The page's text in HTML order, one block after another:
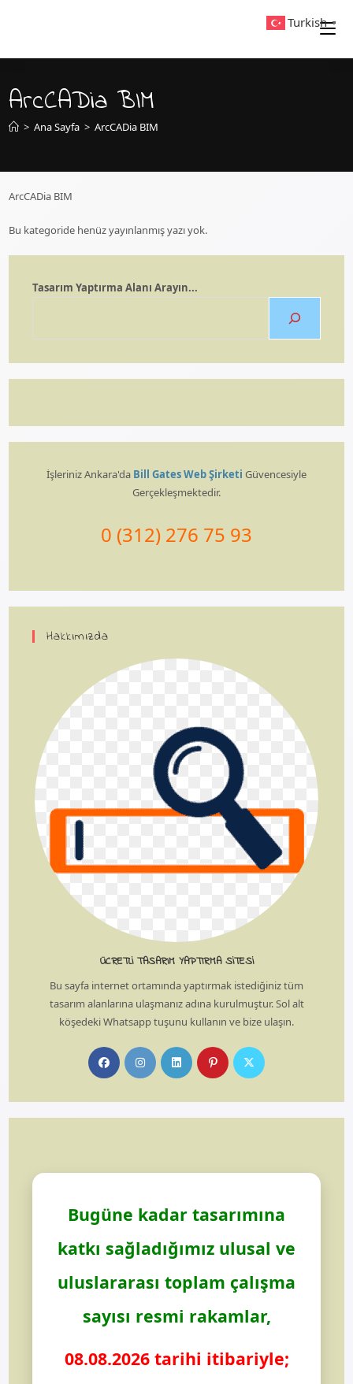
ArcCADia BIM
> Ana Sayfa > ArcCADia BIM
ArcCADia BIM
Bu kategoride henüz yayınlanmış yazı yok.
Tasarım Yaptırma Alanı Arayın...
İşleriniz Ankara'da Bill Gates Web Şirketi Güvencesiyle
Gerçekleşmektedir.
0 (312) 276 75 93
Hakkımızda
ÜCRETLI TASARIM YAPTIRMA SITESI
Bu sayfa internet ortamında yaptırmak istediğiniz tüm
tasarım alanlarına ulaşmanız adına kurulmuştur. Sol alt
köşedeki Whatsapp tuşunu kullanın ve bize ulaşın.
Opens
in
new
Opens
in
new
Opens
in
new
Opens
in
new
Opens
new
Bugüne kadar tasarımına
katkı sağladığımız ulusal ve
uluslararası toplam çalışma
sayısı resmi rakamlar,
08.08.2026 tarihi itibariyle;
Turkish ▼